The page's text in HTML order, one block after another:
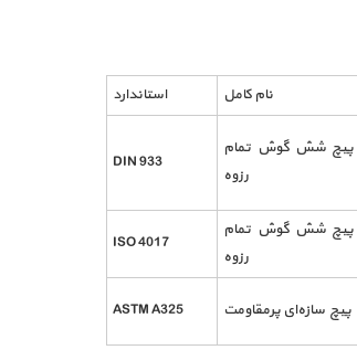
استاندارد نام کامل
DIN 933
پیچ شش گوش تمام
رزوه
ISO 4017
پیچ شش گوش تمام
رزوه
ASTM A325 پیچ سازه‌ای پرمقاومت